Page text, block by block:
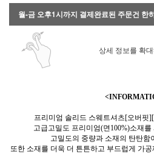
월-금 오후1시까지 결제완료된 주문건 한
상세 정보를 확
프리미엄 솔리드 스웨트셔츠[오버핏
고급고밀도 프리미엄(면100%)소재
고밀도의 중량과 소재의 탄탄함
또한 소재를 더욱 더 튼튼하고 부드럽게 가